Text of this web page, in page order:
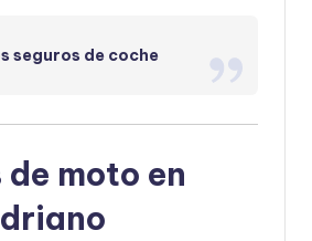
seguros de coche
de moto en